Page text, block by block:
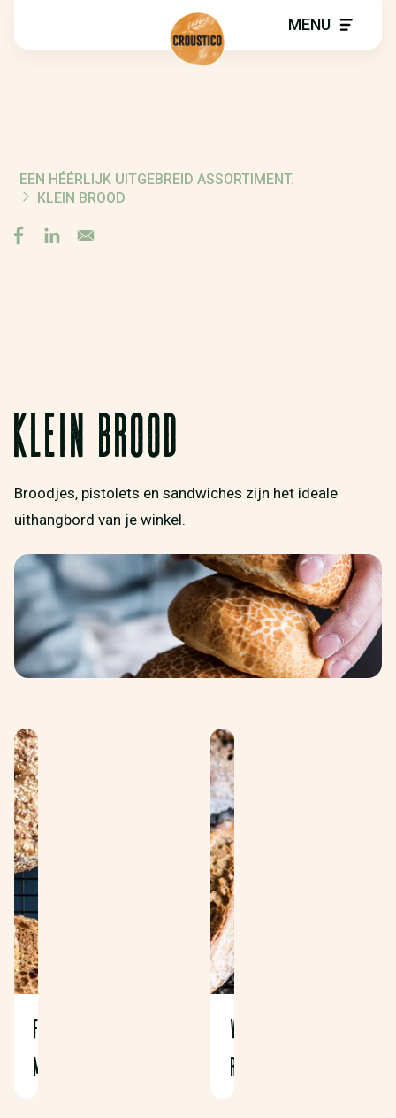
MENU
BREADCRUMB
EEN HÉÉRLIJK UITGEBREID ASSORTIMENT.
KLEIN BROOD
KLEIN BROOD
Broodjes, pistolets en sandwiches zijn het ideale
uithangbord van je winkel.
FOSSETTE
MULTI
WIT
RUITBROODJE